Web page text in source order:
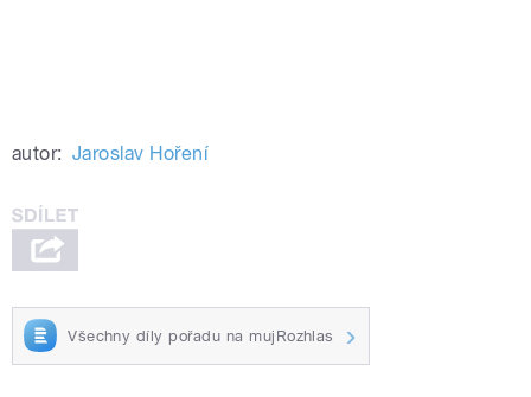
autor: Jaroslav Hoření
Všechny díly pořadu na mujRozhlas